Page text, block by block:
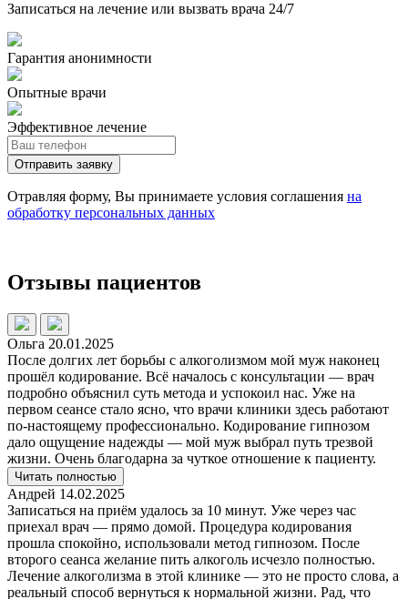
Записаться на лечение или вызвать врача 24/7
Гарантия анонимности
Опытные врачи
Эффективное лечение
Отправить заявку
Отравляя форму, Вы принимаете условия соглашения на
обработку персональных данных
Отзывы пациентов
Ольга 20.01.2025
После долгих лет борьбы с алкоголизмом мой муж наконец
прошёл кодирование. Всё началось с консультации — врач
подробно объяснил суть метода и успокоил нас. Уже на
первом сеансе стало ясно, что врачи клиники здесь работают
по-настоящему профессионально. Кодирование гипнозом
дало ощущение надежды — мой муж выбрал путь трезвой
жизни. Очень благодарна за чуткое отношение к пациенту.
Читать полностью
Андрей 14.02.2025
Записаться на приём удалось за 10 минут. Уже через час
приехал врач — прямо домой. Процедура кодирования
прошла спокойно, использовали метод гипнозом. После
второго сеанса желание пить алкоголь исчезло полностью.
Лечение алкоголизма в этой клинике — это не просто слова, а
реальный способ вернуться к нормальной жизни. Рад, что